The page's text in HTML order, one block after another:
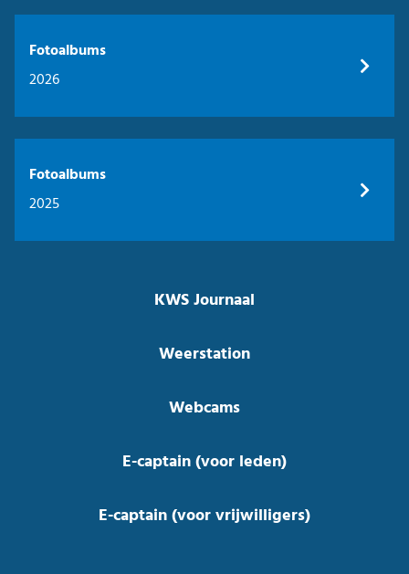
Fotoalbums
2026
Fotoalbums
2025
KWS Journaal
Weerstation
Webcams
E-captain (voor leden)
E-captain (voor vrijwilligers)